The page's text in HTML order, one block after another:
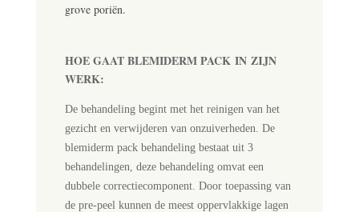
grove poriën.
HOE GAAT BLEMIDERM PACKIN ZIJN
WERK:
De behandeling begint met het reinigen van het
gezicht en verwijderen van onzuiverheden. De
blemiderm pack behandeling bestaat uit 3
behandelingen, deze behandeling omvat een
dubbele correctiecomponent. Door toepassing van
de pre-peel kunnen de meest oppervlakkige lagen